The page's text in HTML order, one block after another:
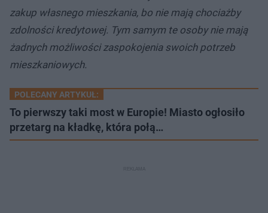
zakup własnego mieszkania, bo nie mają chociażby
zdolności kredytowej. Tym samym te osoby nie mają
żadnych możliwości zaspokojenia swoich potrzeb
mieszkaniowych.
POLECANY ARTYKUŁ:
To pierwszy taki most w Europie! Miasto ogłosiło
przetarg na kładkę, która połą…